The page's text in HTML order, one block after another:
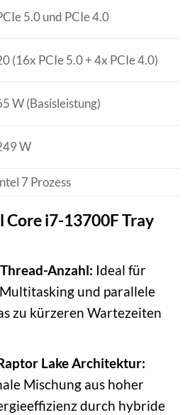
5.0 und PCIe 4.0
(16x PCIe 5.0 + 4x PCIe 4.0)
W (Basisleistung)
W
7 Prozess
i7-13700F Tray
Anzahl: Ideal für
und parallele
zu kürzeren Wartezeiten
Lake Architektur:
Mischung aus hoher
durch hybride